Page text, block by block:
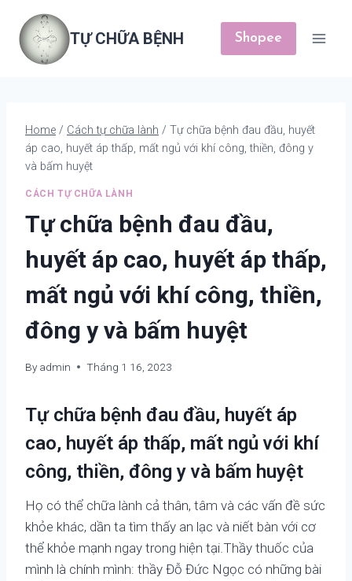
content
TỰ CHỮA BỆNH Shopee
Home / Cách tự chữa lành / Tự chữa bệnh đau đầu, huyết
áp cao, huyết áp thấp, mất ngủ với khí công, thiền, đông y
và bấm huyệt
CÁCH TỰ CHỮA LÀNH
Tự chữa bệnh đau đầu,
huyết áp cao, huyết áp thấp,
mất ngủ với khí công, thiền,
đông y và bấm huyệt
By admin Tháng 1 16, 2023
Tự chữa bệnh đau đầu, huyết áp
cao, huyết áp thấp, mất ngủ với khí
công, thiền, đông y và bấm huyệt
Họ có thể chữa lành cả thân, tâm và các vấn đề sức
khỏe khác, dần ta tìm thấy an lạc và niết bàn với cơ
thể khỏe mạnh ngay trong hiện tại.Thầy thuốc của
mình là chính mình: thầy Đỗ Đức Ngọc có những bài